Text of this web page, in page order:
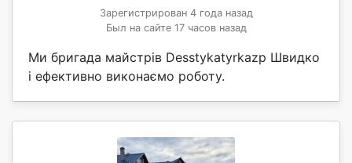
Зарегистрирован 4 года назад
Был на сайте 17 часов назад
Ми бригада майстрів Desstykatyrkazp Швидко
і ефективно виконаємо роботу.